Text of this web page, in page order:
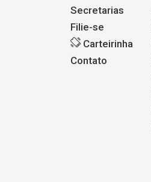
Secretarias
Filie-se
Carteirinha
Contato